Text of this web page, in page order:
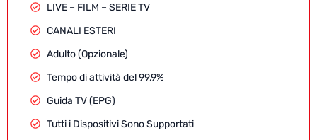
LIVE – FILM – SERIE TV
CANALI ESTERI
Adulto (Opzionale)
Tempo di attività del 99,9%
Guida TV (EPG)
Tutti i Dispositivi Sono Supportati